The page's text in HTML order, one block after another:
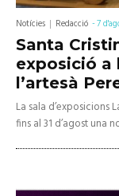
Notícies Redacció -7
Santa
exposició a
l’artesà
La sala d’exposicions
fins al 31 d’agost una